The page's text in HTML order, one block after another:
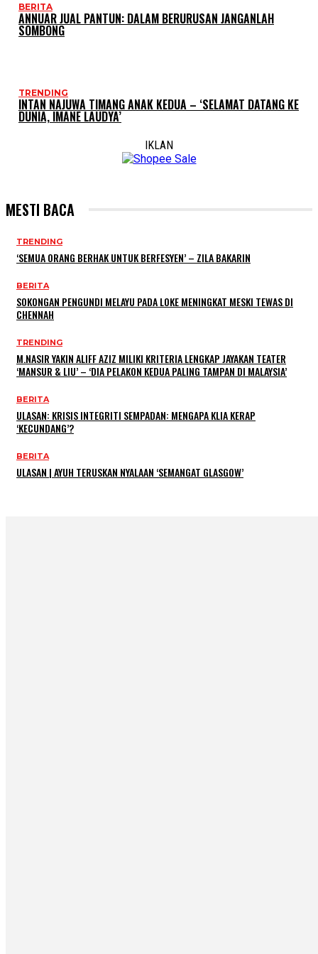
BERITA
ANNUAR JUAL PANTUN: DALAM BERURUSAN JANGANLAH
SOMBONG
TRENDING
INTAN NAJUWA TIMANG ANAK KEDUA – ‘SELAMAT DATANG KE
DUNIA, IMANE LAUDYA’
IKLAN
MESTI BACA
TRENDING
‘SEMUA ORANG BERHAK UNTUK BERFESYEN’ – ZILA BAKARIN
BERITA
SOKONGAN PENGUNDI MELAYU PADA LOKE MENINGKAT MESKI TEWAS DI
CHENNAH
TRENDING
M.NASIR YAKIN ALIFF AZIZ MILIKI KRITERIA LENGKAP JAYAKAN TEATER
‘MANSUR & LIU’ – ‘DIA PELAKON KEDUA PALING TAMPAN DI MALAYSIA’
BERITA
ULASAN: KRISIS INTEGRITI SEMPADAN: MENGAPA KLIA KERAP
‘KECUNDANG’?
BERITA
ULASAN | AYUH TERUSKAN NYALAAN ‘SEMANGAT GLASGOW’